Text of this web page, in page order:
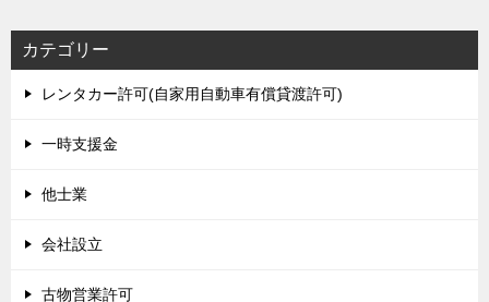
カテゴリー
レンタカー許可(自家用自動車有償貸渡許可)
一時支援金
他士業
会社設立
古物営業許可